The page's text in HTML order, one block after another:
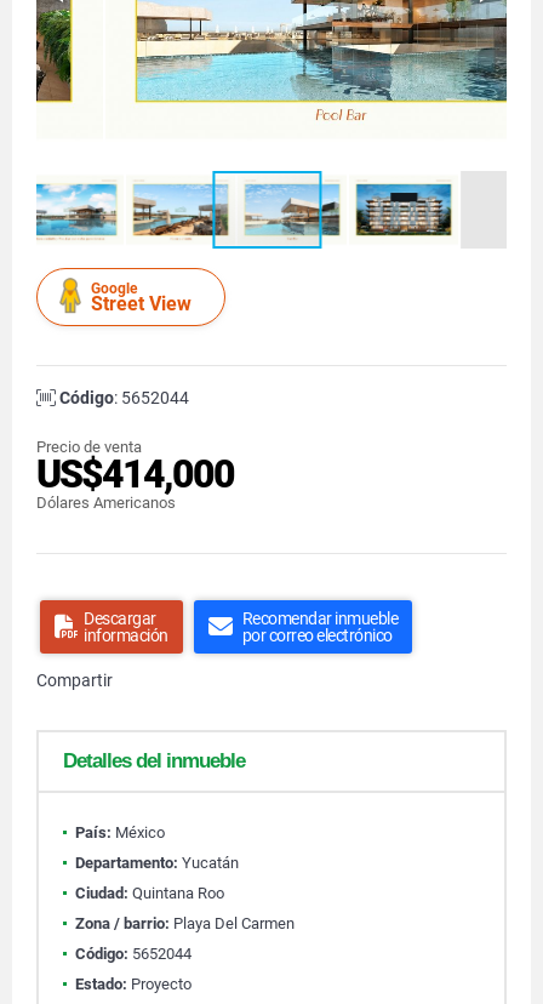
Google
Street View
Código: 5652044
Precio de venta
US$414,000
Dólares Americanos
Descargar
información
Recomendar inmueble
por correo electrónico
Compartir
Detalles del inmueble
País: México
Departamento: Yucatán
Ciudad: Quintana Roo
Zona / barrio: Playa Del Carmen
Código: 5652044
Estado: Proyecto